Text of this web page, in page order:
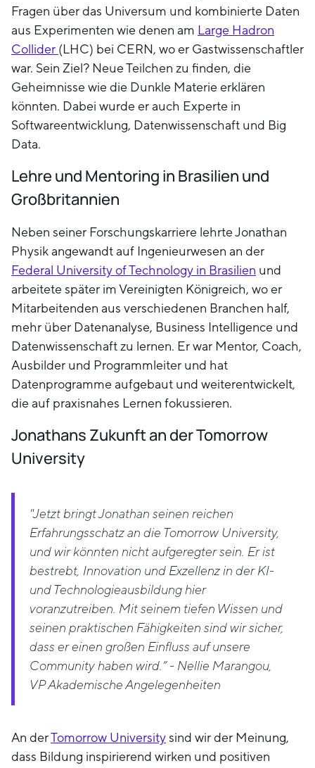
Fragen über das Universum und kombinierte Daten
aus Experimenten wie denen am Large Hadron
Collider (LHC) bei CERN, wo er Gastwissenschaftler
war. Sein Ziel? Neue Teilchen zu finden, die
Geheimnisse wie die Dunkle Materie erklären
könnten. Dabei wurde er auch Experte in
Softwareentwicklung, Datenwissenschaft und Big
Data.
Lehre und Mentoring in Brasilien und
Großbritannien
Neben seiner Forschungskarriere lehrte Jonathan
Physik angewandt auf Ingenieurwesen an der
Federal University of Technology in Brasilien und
arbeitete später im Vereinigten Königreich, wo er
Mitarbeitenden aus verschiedenen Branchen half,
mehr über Datenanalyse, Business Intelligence und
Datenwissenschaft zu lernen. Er war Mentor, Coach,
Ausbilder und Programmleiter und hat
Datenprogramme aufgebaut und weiterentwickelt,
die auf praxisnahes Lernen fokussieren.
Jonathans Zukunft an der Tomorrow
University
"Jetzt bringt Jonathan seinen reichen
Erfahrungsschatz an die Tomorrow University,
und wir könnten nicht aufgeregter sein. Er ist
bestrebt, Innovation und Exzellenz in der KI-
und Technologieausbildung hier
voranzutreiben. Mit seinem tiefen Wissen und
seinen praktischen Fähigkeiten sind wir sicher,
dass er einen großen Einfluss auf unsere
Community haben wird.” - Nellie Marangou,
VP Akademische Angelegenheiten
An derTomorrow Universitysind wir der Meinung,
dass Bildung inspirierend wirken und positiven